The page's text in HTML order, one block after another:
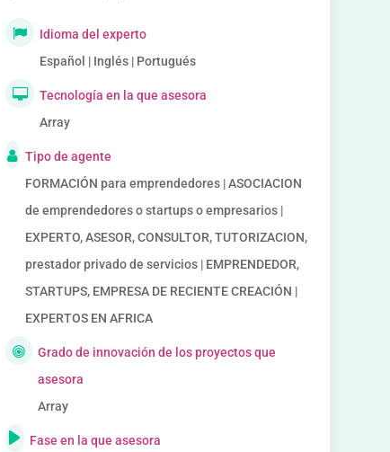
Idioma del experto
Español | Inglés | Portugués
Tecnología en la que asesora
Array
Tipo de agente
FORMACIÓN para emprendedores | ASOCIACION
de emprendedores o startups o empresarios |
EXPERTO, ASESOR, CONSULTOR, TUTORIZACION,
prestador privado de servicios | EMPRENDEDOR,
STARTUPS, EMPRESA DE RECIENTE CREACIÓN |
EXPERTOS EN AFRICA
Grado de innovación de los proyectos que
asesora
Array
Fase en la que asesora